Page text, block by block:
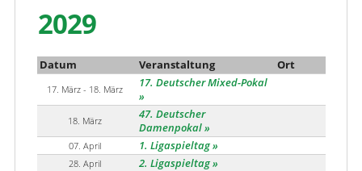
2029
Datum Veranstaltung Ort
17. März - 18. März 17. Deutscher Mixed-Pokal
18. März
47. Deutscher
Damenpokal
07. April 1. Ligaspieltag
28. April 2. Ligaspieltag